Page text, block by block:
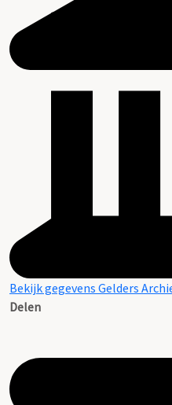
Bekijk gegevens Gelders
Delen